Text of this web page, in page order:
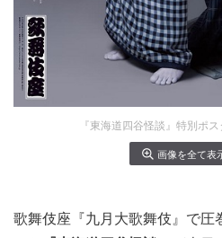
『東海道四谷怪談』特別ポ
画像を全て表
歌舞伎座『九月大歌舞伎』で圧